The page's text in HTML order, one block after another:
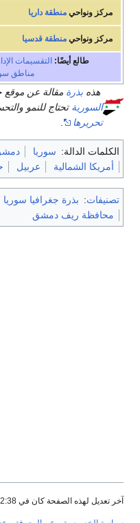
مركز ونواحيمنطقة داريا
مركز ونواحيمنطقة قدسيا
طالع أيضًا: التقسيمات
مناطق
هذه بذرة مقالة عن
السورية تحتاج للنمو
تحريرها
الكلمات الدالة: سوريا
أمريكا الشمالية
عربيل
تصنيفات: بذرة جغرافيا سوريا
محافظة ريف دمشق
آخر تعديل لهذه الصفحة كان في 12:38, 2 سبتمبر 2010.